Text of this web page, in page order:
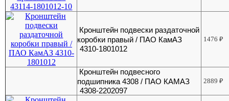
Кронштейн подвески раздаточной
коробки правый / ПАО КамАЗ
4310-1801012
1476₽
Кронштейн подвесного
подшипника 4308 / ПАО КАМАЗ
4308-2202097
2889₽